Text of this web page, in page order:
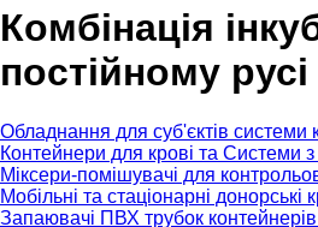
Комбінація
постійному
Обладнання для суб'єктів системи
Контейнери для крові та Системи
Міксери-помішувачі для
Мобільні та стаціонарні донорські
Запаювачі ПВХ трубок контейнерів